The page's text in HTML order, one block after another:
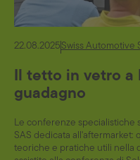
22.08.2025 Swiss Automotive
Il tetto in vetro a
guadagno
Le conferenze specialistiche
SAS dedicata all'aftermarket:
teoriche e pratiche utili nella